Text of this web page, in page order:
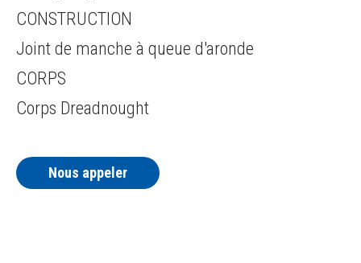
CONSTRUCTION
Joint de manche à queue d'aronde
CORPS
Corps Dreadnought
Nous appeler